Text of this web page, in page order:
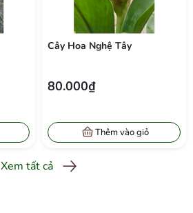
Cây Hoa Nghệ Tây
80.000₫
Thêm vào giỏ
Xem tất cả